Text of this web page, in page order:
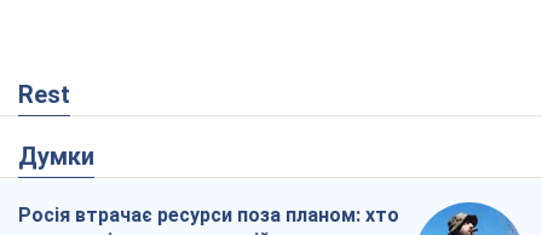
Rest
Думки
Росія втрачає ресурси поза планом: хто